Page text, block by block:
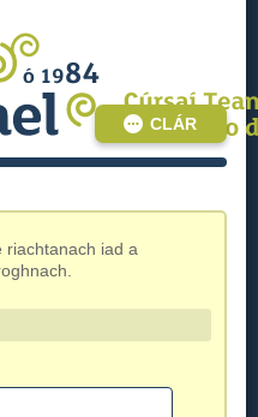
CLÁR
riachtanach iad a